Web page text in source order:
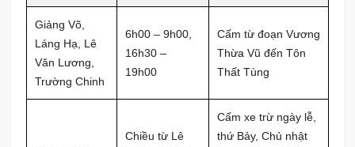
Giảng Võ,
Láng Hạ, Lê
Văn Lương,
Trường Chinh
6h00 – 9h00,
16h30 –
19h00
Cấm từ đoạn Vương
Thừa Vũ đến Tôn
Thất Tùng
Chiều từ Lê
Cấm xe trừ ngày lễ,
thứ Bảy, Chủ nhật